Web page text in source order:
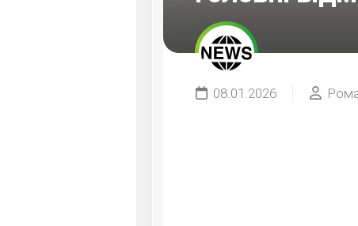
08.01.2026